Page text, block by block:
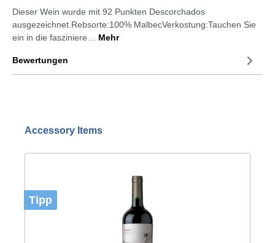
Dieser Wein wurde mit 92 Punkten Descorchados
ausgezeichnet.Rebsorte:100% MalbecVerkostung:Tauchen Sie
ein in die fasziniere… Mehr
Bewertungen
Accessory Items
Tipp